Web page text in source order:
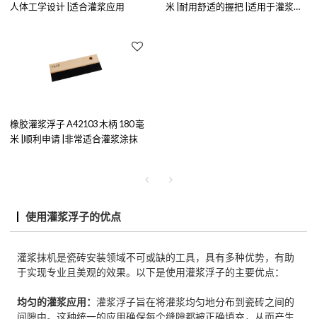
人体工学设计 |适合灌浆应用
米 |耐用舒适的握把 |适用于灌浆应
橡胶灌浆浮子 A42103 木柄 180 毫
米 |顺利申请 |非常适合灌浆涂抹
使用灌浆浮子的优点
灌浆抹机是瓷砖安装领域不可或缺的工具，具有多种优势，有助
于实现专业且美观的效果。以下是使用灌浆浮子的主要优点：
均匀的灌浆应用：灌浆浮子旨在将灌浆均匀地分布到瓷砖之间的
间隙中。这种统一的应用确保每个缝隙都被正确填充，从而产生